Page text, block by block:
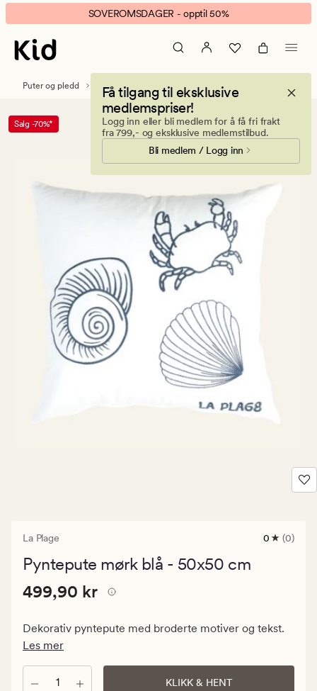
La
Plage
pyntepute
mørk
banner.
Klikk
ESCAPE
pause.
SOVEROMSDAGER - opptil 50%
Få tilgang til eksklusive
medlemspriser!
Logg inn eller bli medlem for å få fri frakt
fra 799,- og eksklusive medlemstilbud.
Bli medlem / Logg inn
Puter og pledd Pynteputer
Salg -70%*
La Plage
0
0
0 (0)
Pyntepute mørk blå - 50x50 cm
Pris
499,90
pris
499,90
Pris 499,90 kr
499,90 kr
Dekorativ pyntepute med broderte motiver og tekst.
Les mer
Antall KLIKK & HENT